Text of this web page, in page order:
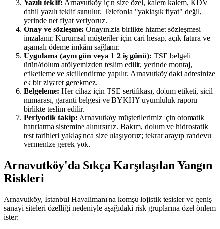
Yazılı teklif: Arnavutköy için size özel, kalem kalem, KDV
dahil yazılı teklif sunulur. Telefonla "yaklaşık fiyat" değil,
yerinde net fiyat veriyoruz.
Onay ve sözleşme: Onayınızla birlikte hizmet sözleşmesi
imzalanır. Kurumsal müşteriler için cari hesap, açık fatura ve
aşamalı ödeme imkânı sağlanır.
Uygulama (aynı gün veya 1-2 iş günü): TSE belgeli
ürün/dolum atölyemizden teslim edilir, yerinde montaj,
etiketleme ve sicillendirme yapılır. Arnavutköy'daki adresinize
ek bir ziyaret gerekmez.
Belgeleme: Her cihaz için TSE sertifikası, dolum etiketi, sicil
numarası, garanti belgesi ve BYKHY uyumluluk raporu
birlikte teslim edilir.
Periyodik takip: Arnavutköy müşterilerimiz için otomatik
hatırlatma sistemine alınırsınız. Bakım, dolum ve hidrostatik
test tarihleri yaklaşınca size ulaşıyoruz; tekrar arayıp randevu
vermenize gerek yok.
Arnavutköy'da Sıkça Karşılaşılan Yangın
Riskleri
Arnavutköy, İstanbul Havalimanı'na komşu lojistik tesisler ve geniş
sanayi siteleri özelliği nedeniyle aşağıdaki risk gruplarına özel önlem
ister: